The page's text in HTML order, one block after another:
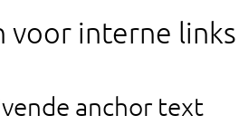
voor interne links
anchor text